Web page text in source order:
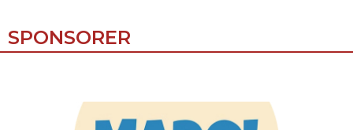
SPONSORER